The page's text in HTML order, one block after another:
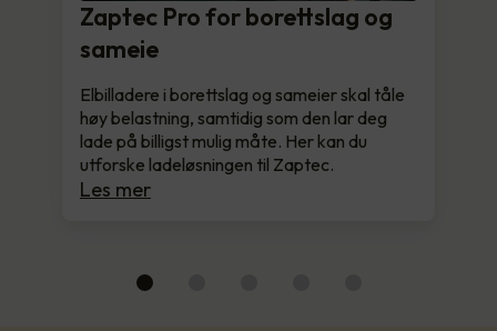
Zaptec Pro for borettslag og
sameie
Elbilladere i borettslag og sameier skal tåle
høy belastning, samtidig som den lar deg
lade på billigst mulig måte. Her kan du
utforske ladeløsningen til Zaptec.
Les mer